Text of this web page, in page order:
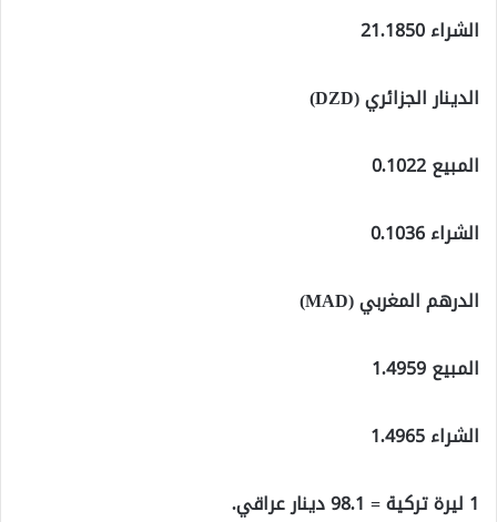
الشراء 21.1850
الدينار الجزائري (DZD)
المبيع 0.1022
الشراء 0.1036
الدرهم المغربي (MAD)
المبيع 1.4959
الشراء 1.4965
1 ليرة تركية = 98.1 دينار عراقي.